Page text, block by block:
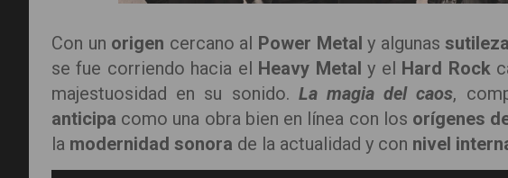
Con un origen cercano al Power Metaly algunas
se fue corriendo hacia el Heavy Metaly el Hard Rock
majestuosidad en su sonido. La magia del caos,
anticipa como una obra bien en línea con los orígenes
la modernidad sonora de la actualidad y con nivel